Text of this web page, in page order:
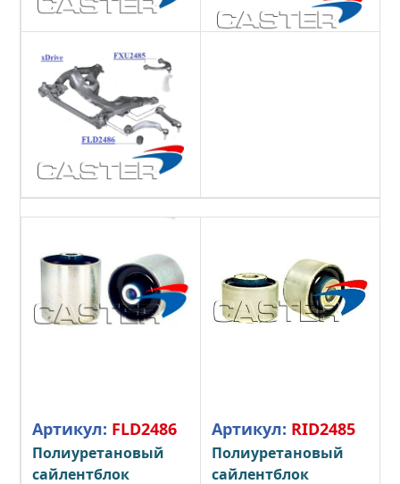
Артикул: FLD2486
Полиуретановый
сайлентблок
Артикул: RID2485
Полиуретановый
сайлентблок